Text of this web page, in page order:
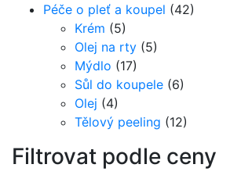
Péče o pleť a koupel (42)
Krém (5)
Olej na rty (5)
Mýdlo (17)
Sůl do koupele (6)
Olej (4)
Tělový peeling (12)
Filtrovat podle ceny